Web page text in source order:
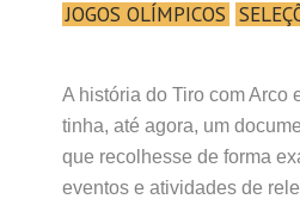
JOGOS OLÍMPICOS
A história do Tiro com Arco
tinha, até agora, um
que recolhesse de forma
eventos e atividades de